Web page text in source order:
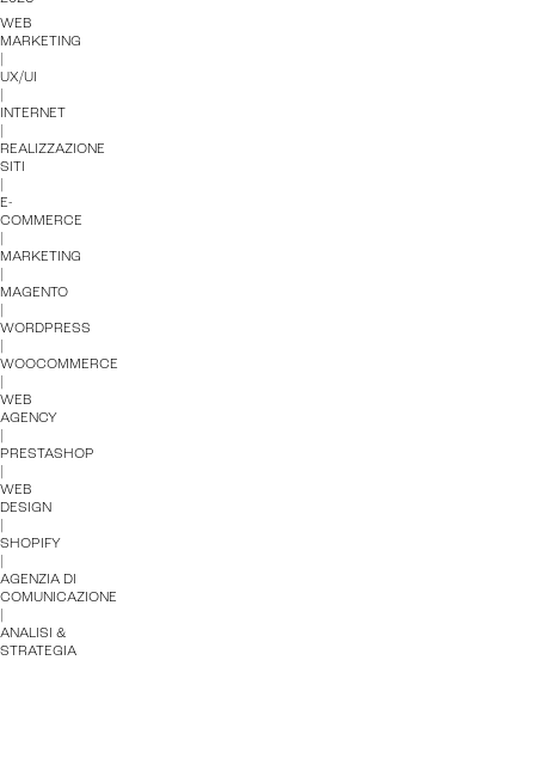
IoT (Internet of Things)
Blockchain
Analisi predittiva
Realtà Aumentata
Realtà Virtuale
Metaverso
WEB
MARKETING
UX/UI
INTERNET
REALIZZAZIONE
SITI
E-
COMMERCE
MARKETING
MAGENTO
WORDPRESS
WOOCOMMERCE
WEB
AGENCY
PRESTASHOP
WEB
DESIGN
SHOPIFY
AGENZIA DI
COMUNICAZIONE
ANALISI &
STRATEGIA